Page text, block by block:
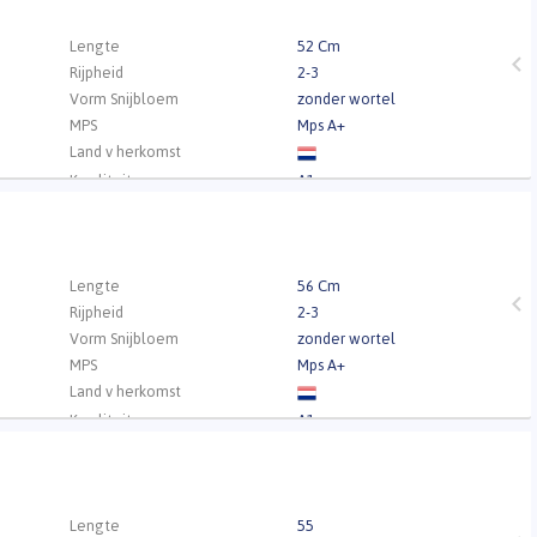
Lengte
52 Cm
Rijpheid
2-3
Vorm Snijbloem
zonder wortel
MPS
Mps A+
Land v herkomst
Kwaliteit
A1
Lengte
56 Cm
Rijpheid
2-3
Vorm Snijbloem
zonder wortel
MPS
Mps A+
Land v herkomst
Kwaliteit
A1
Lengte
55